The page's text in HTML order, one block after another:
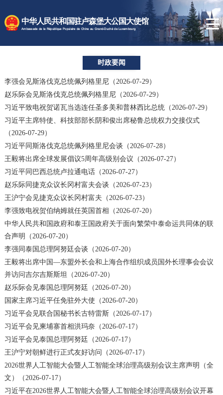
中华人民共和国驻卢森堡大公国大使馆
Ambassade de la République Populaire de Chine au Grand-Duché de Luxembourg
使馆速递
卢森堡概况
领事服务
时政要闻
李强会见斯洛伐克总统佩列格里尼（2026-07-29）
赵乐际会见斯洛伐克总统佩列格里尼（2026-07-29）
习近平致电祝贺诺瓦当选连任圣多美和普林西比总统（2026-07-29）
习近平主席特使、科技部部长阴和俊出席秘鲁总统权力交接仪式
（2026-07-29）
习近平同斯洛伐克总统佩列格里尼会谈（2026-07-28）
王毅将出席全球发展倡议5周年高级别会议（2026-07-27）
习近平同巴西总统卢拉通电话（2026-07-27）
赵乐际同捷克众议长冈村富夫会谈（2026-07-23）
王沪宁会见捷克众议长冈村富夫（2026-07-23）
李强致电祝贺伯纳姆就任英国首相（2026-07-20）
中华人民共和国政府和泰王国政府关于面向繁荣中泰命运共同体的联
合声明（2026-07-20）
李强同泰国总理阿努廷会谈（2026-07-20）
王毅将出席中国—东盟外长会和上海合作组织成员国外长理事会会议
并访问吉尔吉斯斯坦（2026-07-20）
赵乐际会见泰国总理阿努廷（2026-07-20）
国家主席习近平任免驻外大使（2026-07-20）
习近平会见联合国秘书长古特雷斯（2026-07-17）
习近平会见柬埔寨首相洪玛奈（2026-07-17）
习近平会见泰国总理阿努廷（2026-07-17）
王沪宁对朝鲜进行正式友好访问（2026-07-17）
2026世界人工智能大会暨人工智能全球治理高级别会议主席声明（全
文）（2026-07-17）
习近平在2026世界人工智能大会暨人工智能全球治理高级别会议开幕